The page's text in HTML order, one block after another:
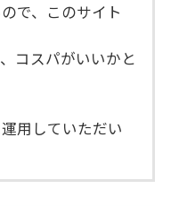
で、このサイト
コスパがいいかと
用していただい